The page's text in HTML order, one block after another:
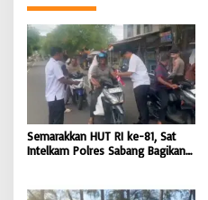
Semarakkan HUT RI ke-81, Sat
Intelkam Polres Sabang Bagikan
BONGKAR’Perkara.com